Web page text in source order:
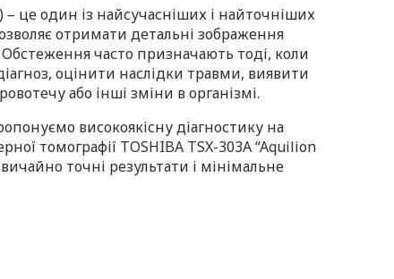
це один із найсучасніших і найточніших
отримати детальні зображення
Обстеження часто призначають тоді, коли
оцінити наслідки травми, виявити
або інші зміни в організмі.
високоякісну діагностику на
томографії TOSHIBA TSX-303A “Aquilion
точні результати і мінімальне